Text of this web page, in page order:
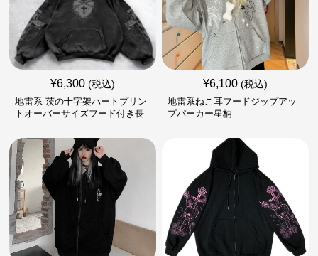
¥6,300 (税込)
地雷系 茨の十字架ハートプリン
トオーバーサイズフード付き長
¥6,100 (税込)
地雷系ねこ耳フードジップアッ
プパーカー星柄